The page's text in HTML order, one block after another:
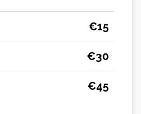
€15
€30
€45